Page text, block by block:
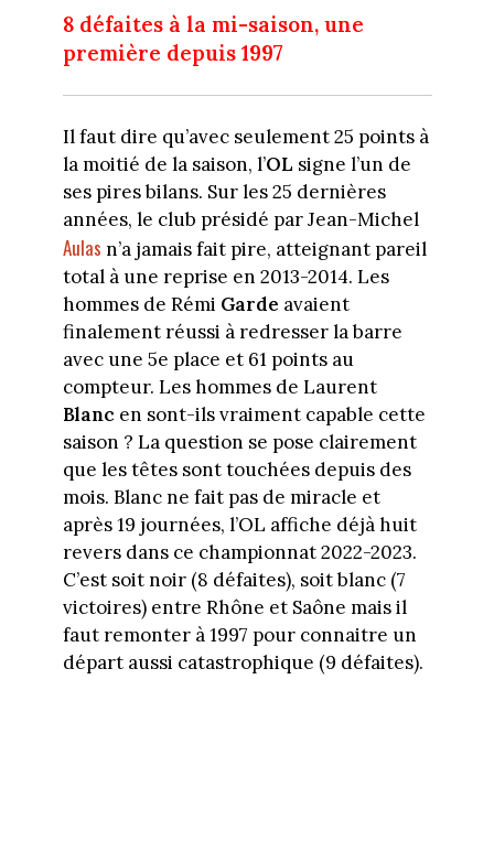
8 défaites à la mi-saison, une
première depuis 1997
Il faut dire qu’avec seulement 25 points à
la moitié de la saison, l’OL signe l’un de
ses pires bilans. Sur les 25 dernières
années, le club présidé par Jean-Michel
Aulas n’a jamais fait pire, atteignant pareil
total à une reprise en 2013-2014. Les
hommes de Rémi Garde avaient
finalement réussi à redresser la barre
avec une 5e place et 61 points au
compteur. Les hommes de Laurent
Blanc en sont-ils vraiment capable cette
saison ? La question se pose clairement
que les têtes sont touchées depuis des
mois. Blanc ne fait pas de miracle et
après 19 journées, l’OL affiche déjà huit
revers dans ce championnat 2022-2023.
C’est soit noir (8 défaites), soit blanc (7
victoires) entre Rhône et Saône mais il
faut remonter à 1997 pour connaitre un
départ aussi catastrophique (9 défaites).